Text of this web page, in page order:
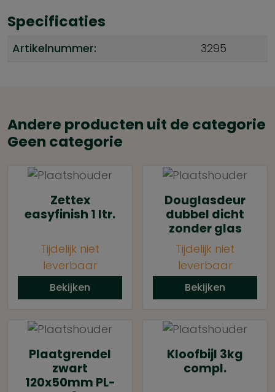
Specificaties
Artikelnummer: 3295
Andere producten uit de categorie
Geen categorie
Zettex
easyfinish 1 ltr.
Tijdelijk niet
leverbaar
Bekijken
Douglasdeur
dubbel dicht
zonder glas
Tijdelijk niet
leverbaar
Bekijken
Plaatgrendel
zwart
120x50mm PL-
Kloofbijl 3kg
compl.